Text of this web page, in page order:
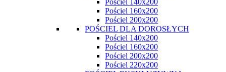
Pościel 140x200
Pościel 160x200
Pościel 200x200
POŚCIEL DLA DOROSŁYCH
Pościel 140x200
Pościel 160x200
Pościel 200x200
Pościel 220x200